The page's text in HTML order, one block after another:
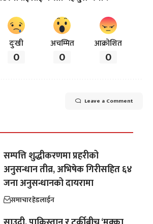
दुःखी
0
अचम्मित
0
आक्रोशित
0
Leave a Comment
सम्पत्ति शुद्धीकरणमा प्रहरीको
अनुसन्धान तीव्र, अभिषेक गिरीसहित ६४
जना अनुसन्धानको दायरामा
समाचारहेडलाईन